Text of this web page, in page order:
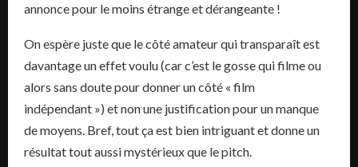
annonce pour le moins étrange et dérangeante !
On espère juste que le côté amateur qui transparaît est
davantage un effet voulu (car c’est le gosse qui filme ou
alors sans doute pour donner un côté « film
indépendant ») et non une justification pour un manque
de moyens. Bref, tout ça est bien intriguant et donne un
résultat tout aussi mystérieux que le pitch.